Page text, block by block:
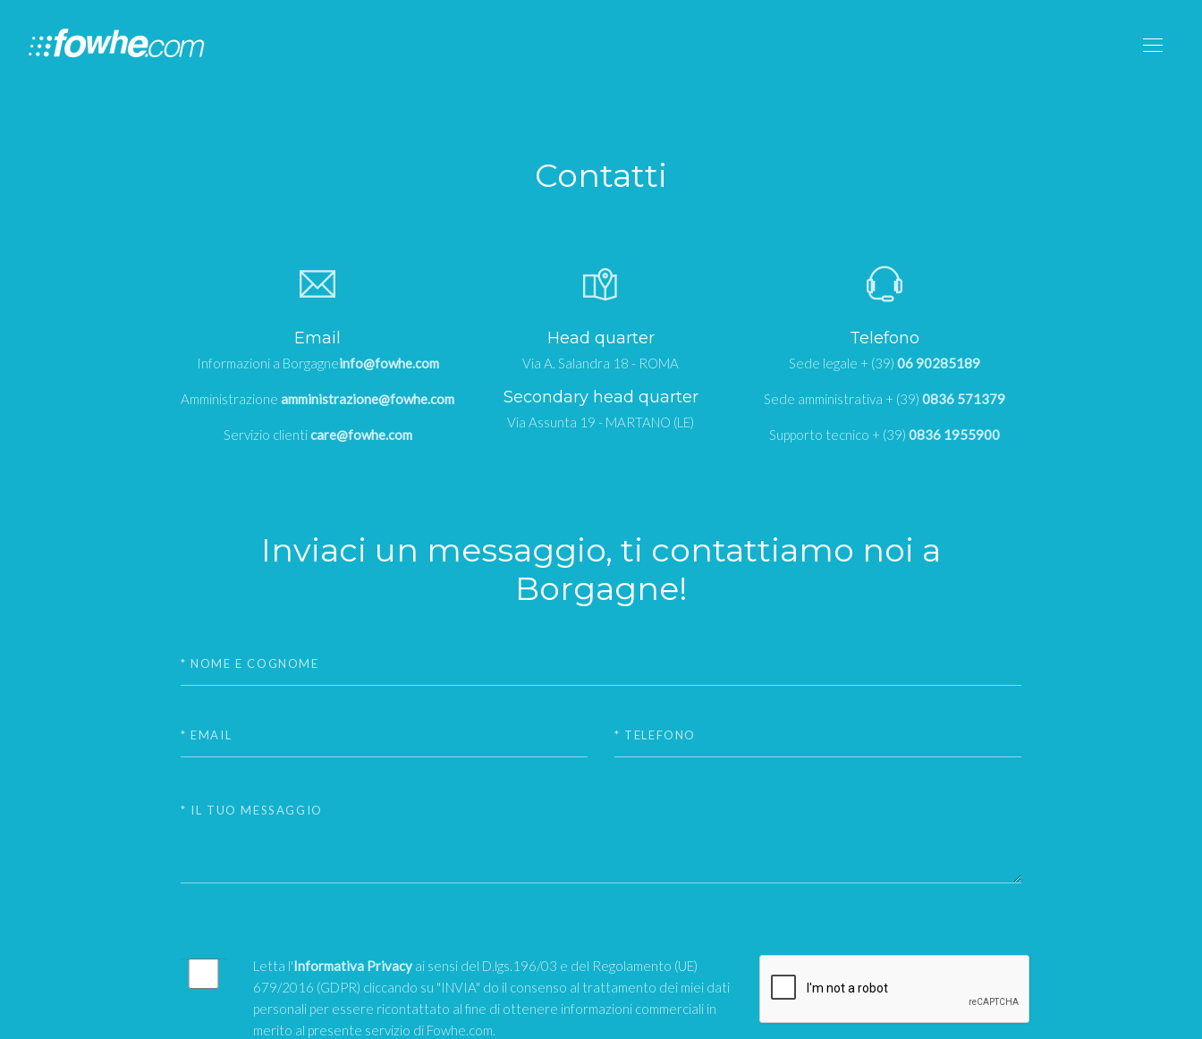
Contatti
Email
Informazioni a Borgagneinfo@fowhe.com
Amministrazioneamministrazione@fowhe.com
Servizio clienticare@fowhe.com
Head quarter
Via A. Salandra 18 - ROMA
Secondary head quarter
Via Assunta 19 - MARTANO (LE)
Telefono
Sede legale + (39) 06 90285189
Sede amministrativa + (39) 0836 571379
Supporto tecnico + (39) 0836 1955900
Inviaci un messaggio, ti contattiamo noi a
Borgagne!
Letta l'Informativa Privacyai sensi del D.lgs.196/03 e del Regolamento (UE)
679/2016 (GDPR) cliccando su "INVIA" do il consenso al trattamento dei miei dati
personali per essere ricontattato al fine di ottenere informazioni commerciali in
merito al presente servizio di Fowhe.com.